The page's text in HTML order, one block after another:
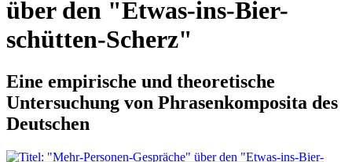
über den "Etwas-ins-Bier-
schütten-Scherz"
Eine empirische und theoretische
Untersuchung von Phrasenkomposita des
Deutschen